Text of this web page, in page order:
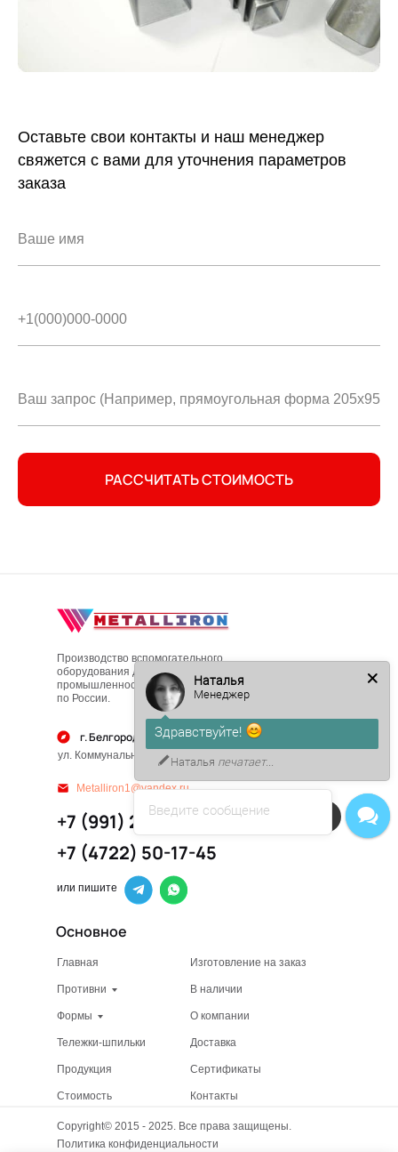
Оставьте свои контакты и наш менеджер
свяжется с вами для уточнения параметров
заказа
РАССЧИТАТЬ СТОИМОСТЬ
Производство вспомогательного
оборудования для пищевой
промышленности. С доставкой
по России.
г. Белгород
ул. Коммунальная д. 6, офис 2
+7 (991) 212-23-23
Metalliron1@yandex.ru
Основное
Главная
Продукция
О компании
Противни
Стоимость
Доставка
Тележки-шпильки
Изготовление на заказ
Сертификаты
Контакты
Copyright© 2015 - 2025. Все права защищены.
Политика конфиденциальности
или пишите
+7 (4722) 50-17-45
Формы
В наличии
Напишите в чат!
Введите сообщение
Наталья
Менеджер
Здравствуйте!
Наталья печатает...